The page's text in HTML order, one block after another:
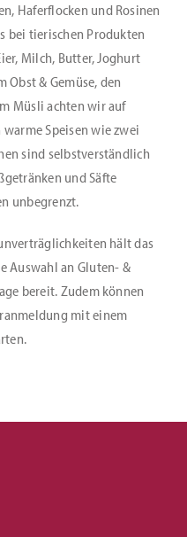
Haferflocken und Rosinen
bei tierischen Produkten
Milch, Butter, Joghurt
Obst & Gemüse, den
Müsli achten wir auf
Speisen wie zwei
sind selbstverständlich
und Säfte
unbegrenzt.
hält das
Auswahl an Gluten- &
bereit. Zudem können
mit einem